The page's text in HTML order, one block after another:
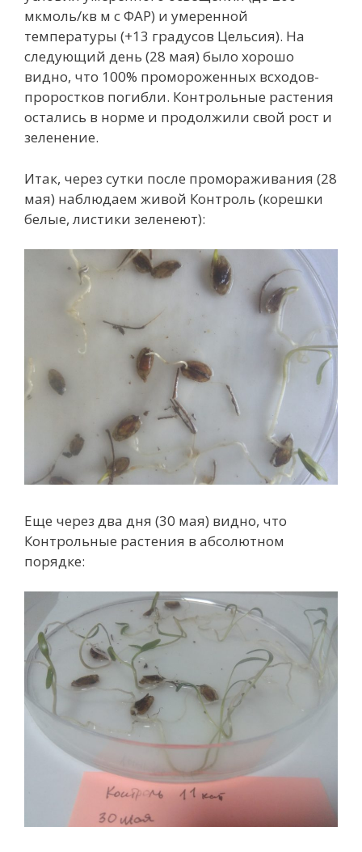
мкмоль/кв м с ФАР) и умеренной
температуры (+13 градусов Цельсия). На
следующий день (28 мая) было хорошо
видно, что 100% промороженных всходов-
проростков погибли. Контрольные растения
остались в норме и продолжили свой рост и
зеленение.
Итак, через сутки после промораживания (28
мая) наблюдаем живой Контроль (корешки
белые, листики зеленеют):
Еще через два дня (30 мая) видно, что
Контрольные растения в абсолютном
порядке: